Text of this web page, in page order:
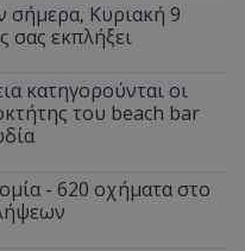
σήμερα, Κυριακή 9
εκπλήξει
κατηγορούνται οι
του beach bar
- 620 οχήματα στο